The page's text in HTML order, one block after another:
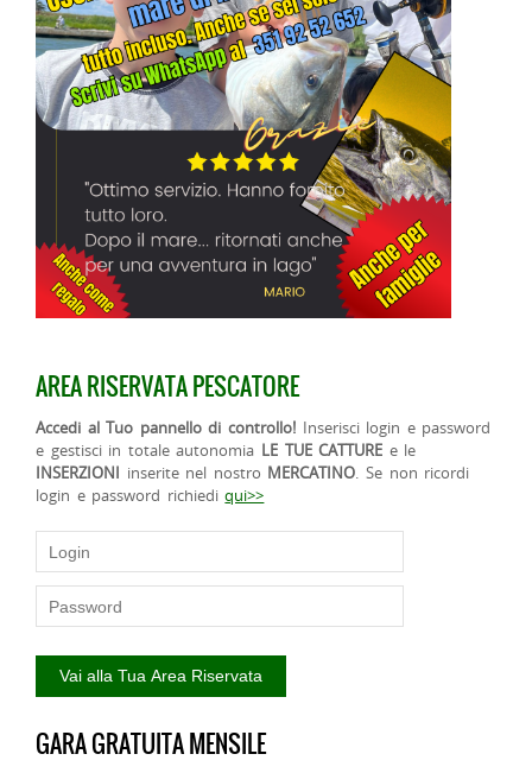
AREA RISERVATA PESCATORE
Accedi al Tuo pannello di controllo! Inserisci login e password
e gestisci in totale autonomia LE TUE CATTURE e le
INSERZIONI inserite nel nostro MERCATINO. Se non ricordi
login e password richiediqui>>
GARA GRATUITA MENSILE